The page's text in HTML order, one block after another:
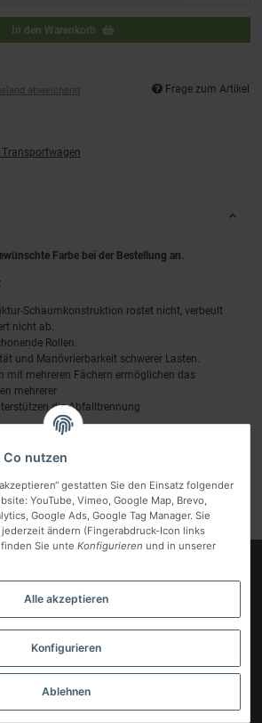
In den Warenkorb
abweichend Frage zum Artikel
Transportwagen
Farbe bei der Bestellung an.
Schaumkonstruktion rostet nicht, verbeult
nicht ab.
Rollen.
und Manövrierbarkeit schwerer Lasten.
mit mehreren Fächern ermöglichen das
mehrerer
die Abfalltrennung
Vertrag widerrufen
Co nutzen
gestatten Sie den Einsatz folgender
YouTube, Vimeo, Google Map, Brevo,
Google Ads, Google Tag Manager. Sie
ändern (Fingerabdruck-Icon links
Sie unte Konfigurieren und in unserer
Alle akzeptieren
Konfigurieren
Ablehnen